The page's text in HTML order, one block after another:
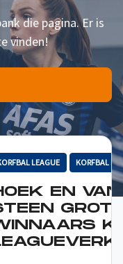
die pagina. Er is
vinden!
LEAGUE KORFBAL
EN VAN